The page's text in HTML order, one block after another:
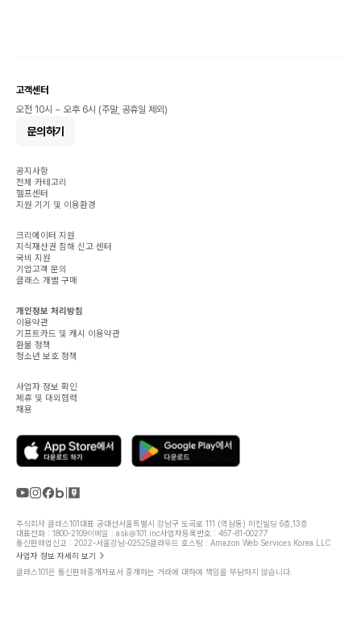
고객센터
오전 10시 ~ 오후 6시 (주말, 공휴일 제외)
문의하기
공지사항
전체 카테고리
헬프센터
지원 기기 및 이용환경
크리에이터 지원
지식재산권 침해 신고 센터
국비 지원
기업고객 문의
클래스 개별 구매
개인정보 처리방침
이용약관
기프트카드 및 캐시 이용약관
환불 정책
청소년 보호 정책
사업자 정보 확인
제휴 및 대외협력
채용
주식회사 클래스101대표 공대선서울특별시 강남구 도곡로 111 (역삼동) 미진빌딩 6층,13층
대표전화 : 1800-2109이메일 : ask@101.inc사업자등록번호 : 457-81-00277
통신판매업신고 : 2022-서울강남-02525클라우드 호스팅 : Amazon Web Services Korea LLC
사업자 정보 자세히 보기
클래스101은 통신판매중개자로서 중개하는 거래에 대하여 책임을 부담하지 않습니다.